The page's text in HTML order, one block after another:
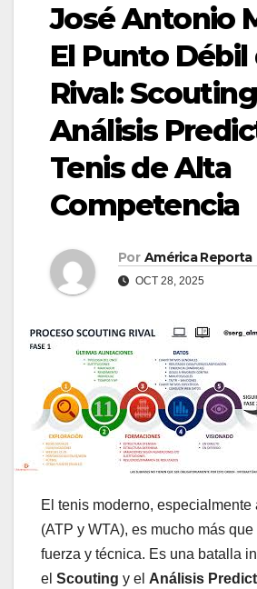
José Antonio
El Punto Débil
Rival:
Análisis
Tenis de Alta
Competencia
Por América Reporta
OCT 28, 2025
El tenis moderno, especialmente
(ATP y WTA), es mucho más
fuerza y técnica. Es una batalla
el Scouting y el Análisis